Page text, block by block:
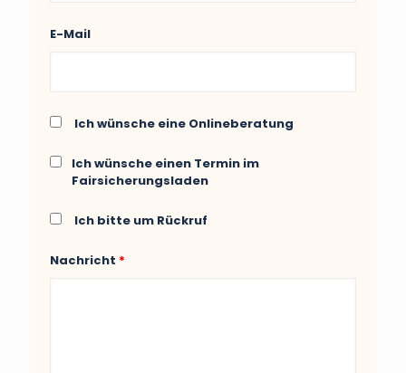
E-Mail
Ich wünsche eine Onlineberatung
Ich wünsche einen Termin im
Fairsicherungsladen
Ich bitte um Rückruf
Nachricht *